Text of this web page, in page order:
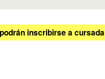
inscribirse a